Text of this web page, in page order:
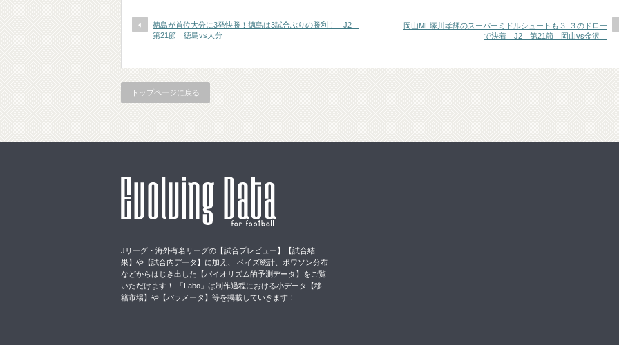
徳島が首位大分に3発快勝！徳島は3試合ぶりの勝利！ J2
第21節 徳島vs大分
岡山MF塚川孝輝のスーパーミドルシュートも３-３のドロー
で決着 J2 第21節 岡山vs金沢
トップページに戻る
Jリーグ・海外有名リーグの【試合プレビュー】【試合結
果】や【試合内データ】に加え、 ベイズ統計、ポワソン分布
などからはじき出した【バイオリズム的予測データ】をご覧
いただけます！ 「Labo」は制作過程における小データ【移
籍市場】や【パラメータ】等を掲載していきます！